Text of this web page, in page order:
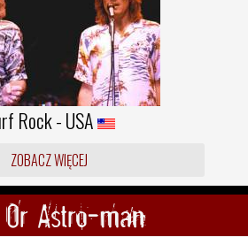
Rock - USA
ZOBACZ WIĘCEJ
Astro-man